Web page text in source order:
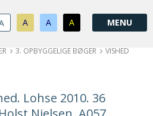
A A A
3. OPBYGGELIGE BØGER VISHED
Lohse 2010. 36